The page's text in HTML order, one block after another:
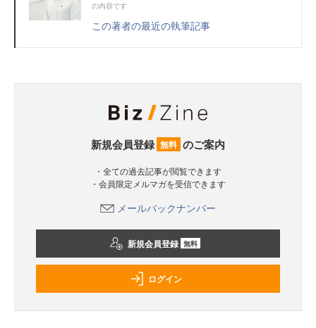
の内容です
この著者の最近の執筆記事
新規会員登録 無料 のご案内
・全ての過去記事が閲覧できます
・会員限定メルマガを受信できます
メールバックナンバー
新規会員登録 無料
ログイン